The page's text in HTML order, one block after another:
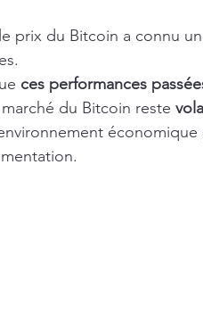
prix du Bitcoin a connu
ces performances
du Bitcoin reste